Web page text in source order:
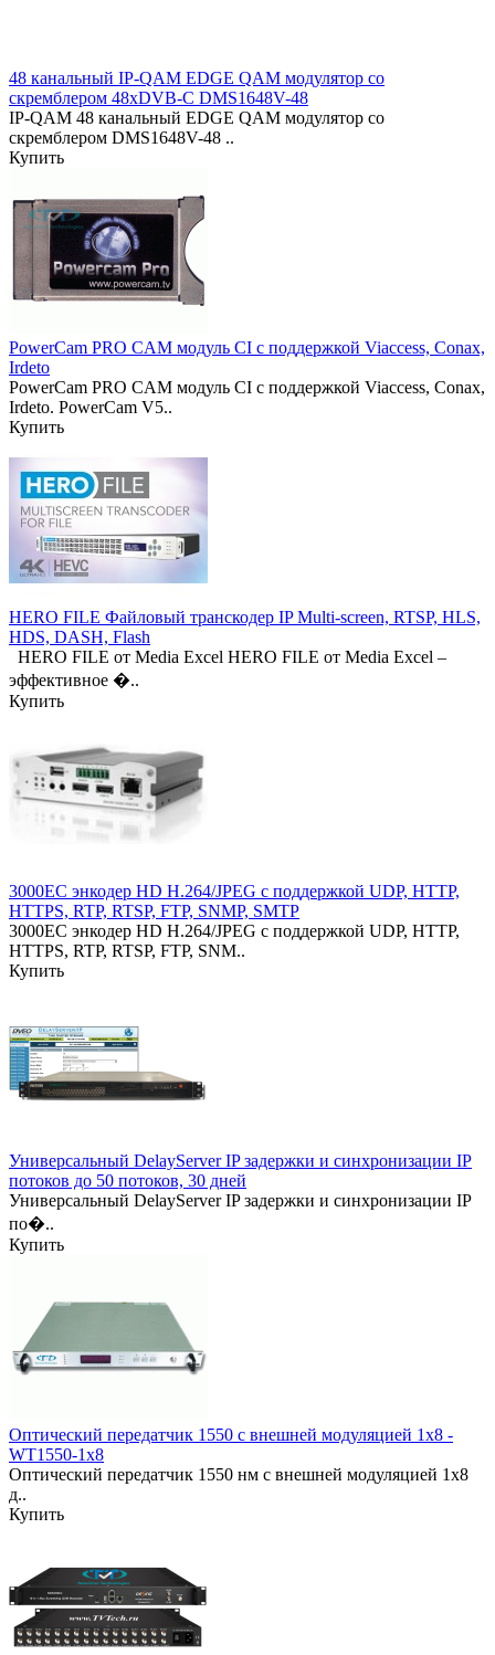
48 канальный IP-QAM EDGE QAM модулятор со
скремблером 48xDVB-C DMS1648V-48
IP-QAM 48 канальный EDGE QAM модулятор со
скремблером DMS1648V-48 ..
Купить
PowerCam PRO CAM модуль CI с поддержкой Viaccess, Conax,
Irdeto
PowerCam PRO CAM модуль CI с поддержкой Viaccess, Conax,
Irdeto. PowerCam V5..
Купить
HERO FILE Файловый транскодер IP Multi-screen, RTSP, HLS,
HDS, DASH, Flash
HERO FILE от Media Excel HERO FILE от Media Excel –
эффективное �..
Купить
3000EC энкодер HD H.264/JPEG с поддержкой UDP, HTTP,
HTTPS, RTP, RTSP, FTP, SNMP, SMTP
3000EC энкодер HD H.264/JPEG с поддержкой UDP, HTTP,
HTTPS, RTP, RTSP, FTP, SNM..
Купить
Универсальный DelayServer IP задержки и синхронизации IP
потоков до 50 потоков, 30 дней
Универсальный DelayServer IP задержки и синхронизации IP
по�..
Купить
Оптический передатчик 1550 с внешней модуляцией 1x8 -
WT1550-1x8
Оптический передатчик 1550 нм с внешней модуляцией 1x8
д..
Купить